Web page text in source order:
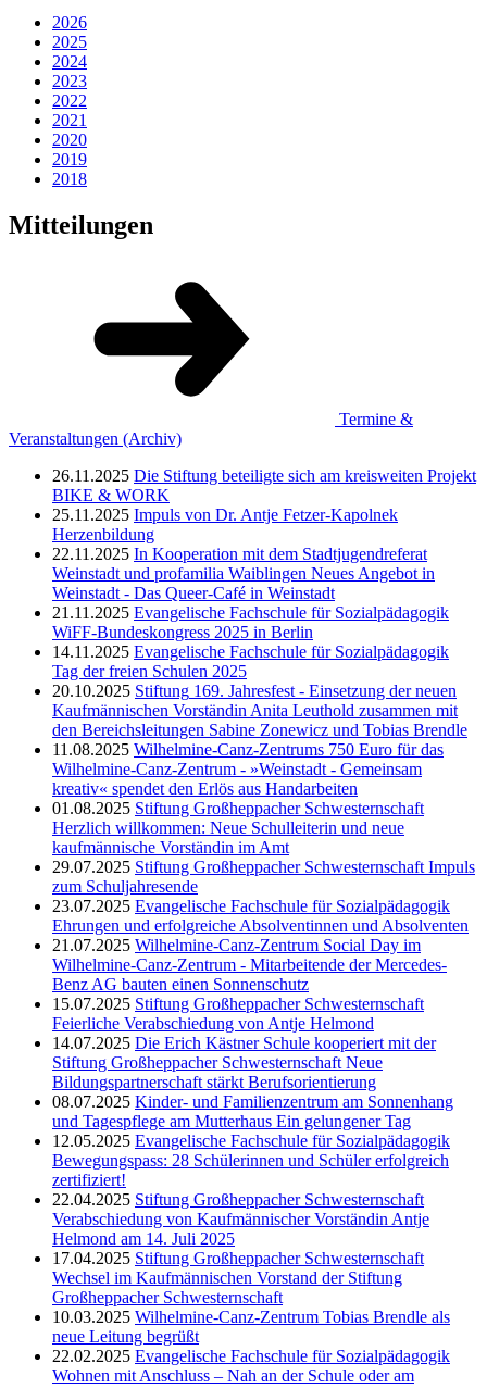
2026
2025
2024
2023
2022
2021
2020
2019
2018
Mitteilungen
Termine &
Veranstaltungen (Archiv)
26.11.2025 Die Stiftung beteiligte sich am kreisweiten Projekt
BIKE & WORK
25.11.2025 Impuls von Dr. Antje Fetzer-Kapolnek
Herzenbildung
22.11.2025 In Kooperation mit dem Stadtjugendreferat
Weinstadt und profamilia Waiblingen Neues Angebot in
Weinstadt - Das Queer-Café in Weinstadt
21.11.2025 Evangelische Fachschule für Sozialpädagogik
WiFF-Bundeskongress 2025 in Berlin
14.11.2025 Evangelische Fachschule für Sozialpädagogik
Tag der freien Schulen 2025
20.10.2025 Stiftung 169. Jahresfest - Einsetzung der neuen
Kaufmännischen Vorständin Anita Leuthold zusammen mit
den Bereichsleitungen Sabine Zonewicz und Tobias Brendle
11.08.2025 Wilhelmine-Canz-Zentrums 750 Euro für das
Wilhelmine-Canz-Zentrum - »Weinstadt - Gemeinsam
kreativ« spendet den Erlös aus Handarbeiten
01.08.2025 Stiftung Großheppacher Schwesternschaft
Herzlich willkommen: Neue Schulleiterin und neue
kaufmännische Vorständin im Amt
29.07.2025 Stiftung Großheppacher Schwesternschaft Impuls
zum Schuljahresende
23.07.2025 Evangelische Fachschule für Sozialpädagogik
Ehrungen und erfolgreiche Absolventinnen und Absolventen
21.07.2025 Wilhelmine-Canz-Zentrum Social Day im
Wilhelmine-Canz-Zentrum - Mitarbeitende der Mercedes-
Benz AG bauten einen Sonnenschutz
15.07.2025 Stiftung Großheppacher Schwesternschaft
Feierliche Verabschiedung von Antje Helmond
14.07.2025 Die Erich Kästner Schule kooperiert mit der
Stiftung Großheppacher Schwesternschaft Neue
Bildungspartnerschaft stärkt Berufsorientierung
08.07.2025 Kinder- und Familienzentrum am Sonnenhang
und Tagespflege am Mutterhaus Ein gelungener Tag
12.05.2025 Evangelische Fachschule für Sozialpädagogik
Bewegungspass: 28 Schülerinnen und Schüler erfolgreich
zertifiziert!
22.04.2025 Stiftung Großheppacher Schwesternschaft
Verabschiedung von Kaufmännischer Vorständin Antje
Helmond am 14. Juli 2025
17.04.2025 Stiftung Großheppacher Schwesternschaft
Wechsel im Kaufmännischen Vorstand der Stiftung
Großheppacher Schwesternschaft
10.03.2025 Wilhelmine-Canz-Zentrum Tobias Brendle als
neue Leitung begrüßt
22.02.2025 Evangelische Fachschule für Sozialpädagogik
Wohnen mit Anschluss – Nah an der Schule oder am